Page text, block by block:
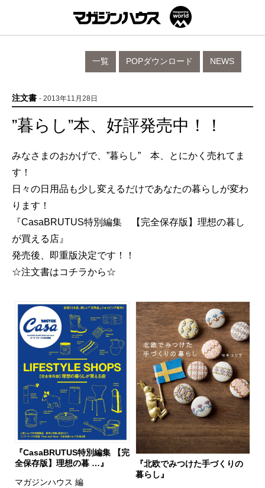
NEWS
POPダウンロード
一覧
注文書 - 2013年11月28日
”暮らし”本、好評発売中！！
みなさまのおかげで、”暮らし” 本、とにかく売れてま
す！
日々の日用品も少し変えるだけであなたの暮らしが変わ
ります！
『CasaBRUTUS特別編集 【完全保存版】理想の暮し
が買える店』
発売後、即重版決定です！！
☆注文書はコチラから☆
『CasaBRUTUS特別編集 【完
全保存版】理想の暮 …』
マガジンハウス 編
『北欧でみつけた手づくりの
暮らし』